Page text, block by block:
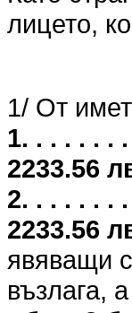
лицето,
1/ От
1. . . . . . .
2233.56
2. . . . . . .
2233.56
явяващи
възлага,